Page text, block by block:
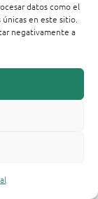
datos como el
en este sitio.
negativamente a